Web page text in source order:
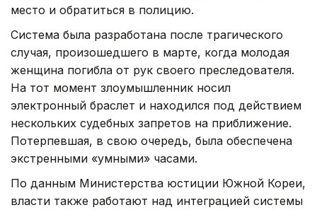
место и обратиться в полицию.
Система была разработана после трагического
случая, произошедшего в марте, когда молодая
женщина погибла от рук своего преследователя.
На тот момент злоумышленник носил
электронный браслет и находился под действием
нескольких судебных запретов на приближение.
Потерпевшая, в свою очередь, была обеспечена
экстренными «умными» часами.
По данным Министерства юстиции Южной Кореи,
власти также работают над интеграцией системы